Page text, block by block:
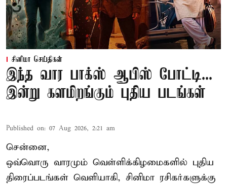
சினிமா செய்திகள்
இந்த வார பாக்ஸ் ஆபிஸ் போட்டி...
இன்று களமிறங்கும் புதிய படங்கள்
Published on: 07 Aug 2026, 2:21 am
சென்னை,
ஒவ்வொரு வாரமும் வெள்ளிக்கிழமைகளில் புதிய
திரைப்படங்கள் வெளியாகி, சினிமா ரசிகர்களுக்கு